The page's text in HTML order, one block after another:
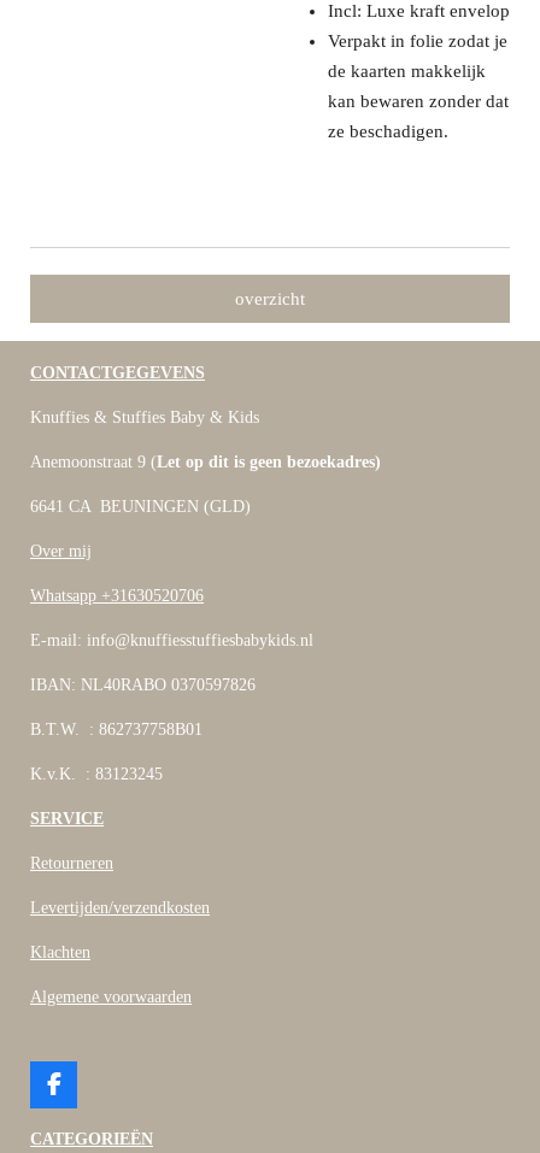
Incl: Luxe kraft envelop
Verpakt in folie zodat je
de kaarten makkelijk
kan bewaren zonder dat
ze beschadigen.
overzicht
CONTACTGEGEVENS
Knuffies & Stuffies Baby & Kids
Anemoonstraat 9 (Let op dit is geen bezoekadres)
6641 CA BEUNINGEN (GLD)
Over mij
Whatsapp +31630520706
E-mail: info@knuffiesstuffiesbabykids.nl
IBAN: NL40RABO 0370597826
B.T.W. : 862737758B01
K.v.K. : 83123245
SERVICE
Retourneren
Levertijden/verzendkosten
Klachten
Algemene voorwaarden
F
c
CATEGORIEËN